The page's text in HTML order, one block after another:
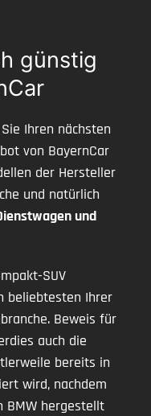
günstig
Ihren nächsten
von BayernCar
der Hersteller
und natürlich
und
SUV
beliebtesten Ihrer
Beweis für
auch die
bereits in
wird, nachdem
BMW hergestellt